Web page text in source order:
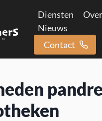
Diensten
Nieuws
Contact